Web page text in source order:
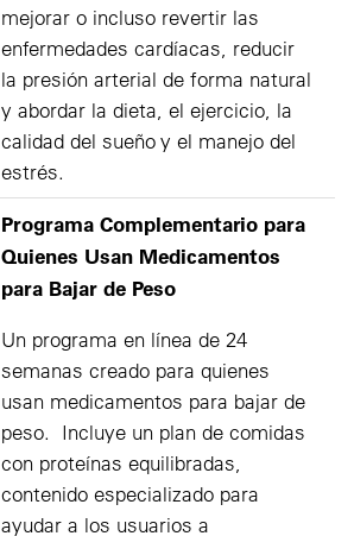
mejorar o incluso revertir las
enfermedades cardíacas, reducir
la presión arterial de forma natural
y abordar la dieta, el ejercicio, la
calidad del sueño y el manejo del
estrés.
Programa Complementario para
Quienes Usan Medicamentos
para Bajar de Peso
Un programa en línea de 24
semanas creado para quienes
usan medicamentos para bajar de
peso. Incluye un plan de comidas
con proteínas equilibradas,
contenido especializado para
ayudar a los usuarios a